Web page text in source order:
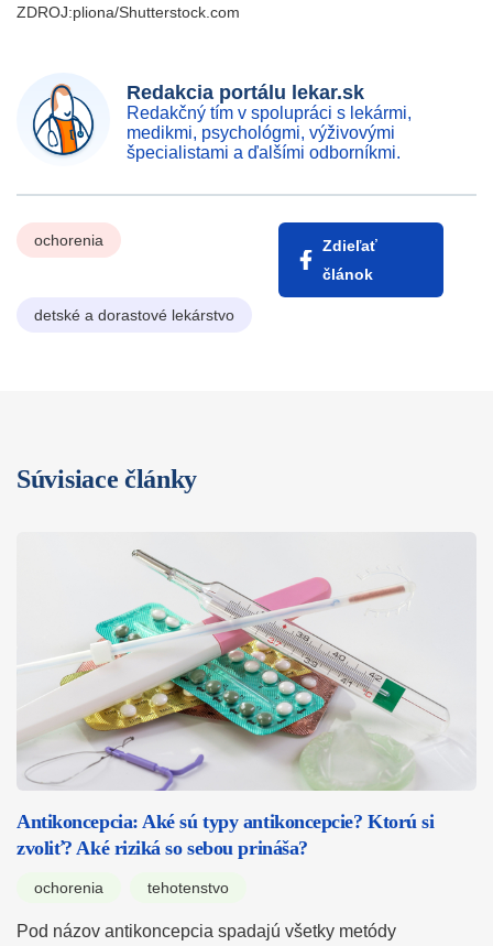
ZDROJ:pliona/Shutterstock.com
Redakcia portálu lekar.sk
Redakčný tím v spolupráci s lekármi,
medikmi, psychológmi, výživovými
špecialistami a ďalšími odborníkmi.
ochorenia
Zdieľať
článok
detské a dorastové lekárstvo
Súvisiace články
Antikoncepcia: Aké sú typy antikoncepcie? Ktorú si
zvoliť? Aké riziká so sebou prináša?
ochorenia tehotenstvo
Pod názov antikoncepcia spadajú všetky metódy